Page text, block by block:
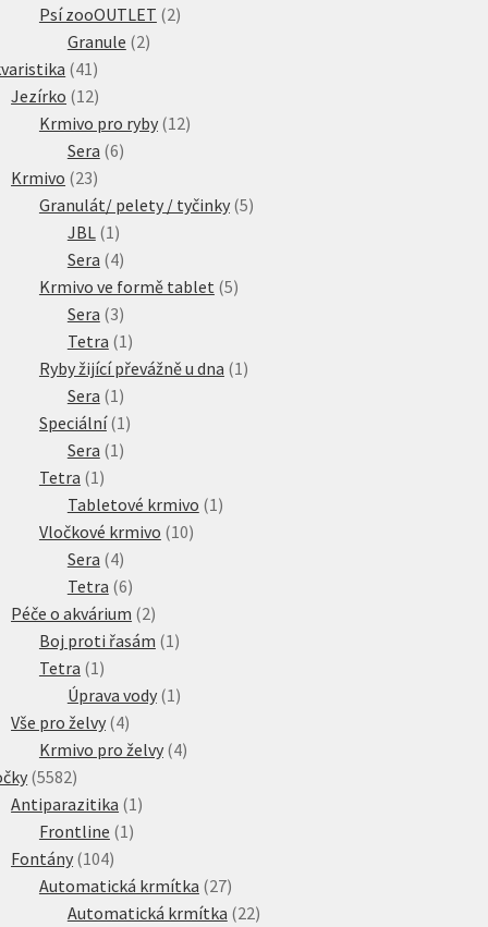
produkty
Psí zooOUTLET 22
Granule 22
4141
produktů
Jezírko 1212
produktů
Krmivo pro ryby 1212
Sera 66
Krmivo 2323
produktů
Granulát/ pelety / tyčinky 55
JBL 11
produkt
Sera 44
produkty
Krmivo ve formě tablet 55
Sera 33
produkty
Tetra 11
produkt
Ryby žijící převážně u dna 11
Sera 11
produkt
Speciální 11
Sera 11
Tetra 11
produkt
Tabletové krmivo 11
Vločkové krmivo 1010
Sera 44
produkty
Tetra 66
produktů
Péče o akvárium 22
produkty
Boj proti řasám 11
Tetra 11
produkt
Úprava vody 11
Vše pro želvy 44
produkty
Krmivo pro želvy 44
55825582
produktů
Antiparazitika 11
Frontline 11
Fontány 104104
produktů
Automatická krmítka 2727
produktů
Automatická krmítka 2222